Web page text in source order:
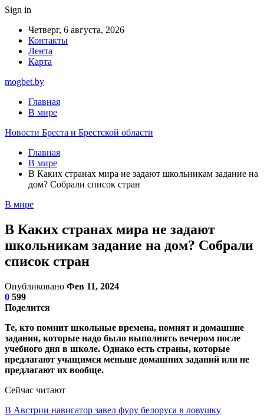
Sign in
Четверг, 6 августа, 2026
Контакты
Лента
Карта
mogbet.by
Главная
В мире
Новости Бреста и Брестской области
Главная
В мире
В Каких странах мира не задают школьникам задание на
дом? Собрали список стран
В мире
В Каких странах мира не задают
школьникам задание на дом? Собрали
список стран
Опубликовано Фев 11, 2024
0 599
Поделится
Те, кто помнит школьные времена, помнят и домашние
задания, которые надо было выполнять вечером после
учебного дня в школе. Однако есть страны, которые
предлагают учащимся меньше домашних заданий или не
предлагают их вообще.
Сейчас читают
В Австрии навигатор завел фуру белоруса в ловушку